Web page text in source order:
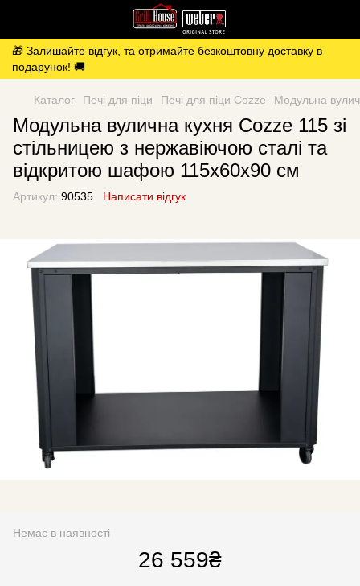
🎁 Залишайте відгук, та отримайте безкоштовну доставку в
подарунок! 🚚
Каталог Печі для піци Печі для піци Cozze Модульна
Модульна вулична кухня Cozze 115 зі
стільницею з нержавіючою сталі та
відкритою шафою 115x60x90 см
Артикул: 90535 Написати відгук
Немає в наявності
26 559₴